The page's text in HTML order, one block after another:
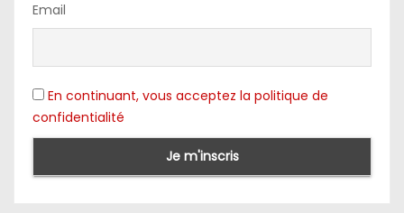
Email
En continuant, vous acceptez la politique de
confidentialité